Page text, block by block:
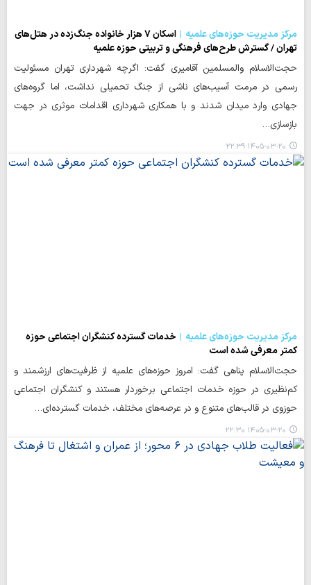
مرکز مدیریت حوزه‌های علمیه
اسکان ۷ هزار خانواده جنگ‌زده در هتل‌های
تهران / گسترش طرح‌های فرهنگی و تربیتی حوزه علمیه
حجت‌الاسلام والمسلمین آقامیری گفت: اگرچه شهرداری تهران مسئولیت
رسمی در مرمت آسیب‌های ناشی از جنگ تحمیلی نداشت، اما گروه‌های
جهادی وارد میدان شدند و با همکاری شهرداری اقدامات موثری در جهت
بازسازی…
۱۴۰۵-۰۳-۲۰ ۲۲:۳۹
مرکز مدیریت حوزه‌های علمیه
خدمات گسترده کنشگران اجتماعی حوزه
کمتر معرفی شده است
حجت‌الاسلام پناهی گفت: امروز حوزه‌های علمیه از ظرفیت‌های ارزشمند و
کم‌نظیری در حوزه خدمات اجتماعی برخوردار هستند و کنشگران اجتماعی
حوزوی در قالب‌های متنوع و در عرصه‌های مختلف، خدمات گسترده‌ای…
۱۴۰۵-۰۳-۲۰ ۲۲:۳۰